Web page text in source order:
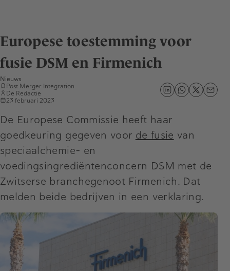
Europese toestemming voor
fusie DSM en Firmenich
Nieuws
Post Merger Integration
De Redactie
23 februari 2023
De Europese Commissie heeft haar
goedkeuring gegeven voor de fusie van
speciaalchemie- en
voedingsingrediëntenconcern DSM met de
Zwitserse branchegenoot Firmenich. Dat
melden beide bedrijven in een verklaring.